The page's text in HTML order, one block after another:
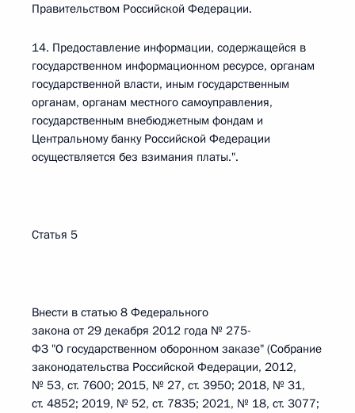
Правительством Российской Федерации.
14. Предоставление информации, содержащейся в
государственном информационном ресурсе, органам
государственной власти, иным государственным
органам, органам местного самоуправления,
государственным внебюджетным фондам и
Центральному банку Российской Федерации
осуществляется без взимания платы.".
Статья 5
Внести в статью 8 Федерального
закона от 29 декабря 2012 года № 275-
ФЗ "О государственном оборонном заказе" (Собрание
законодательства Российской Федерации, 2012,
№ 53, ст. 7600; 2015, № 27, ст. 3950; 2018, № 31,
ст. 4852; 2019, № 52, ст. 7835; 2021, № 18, ст. 3077;